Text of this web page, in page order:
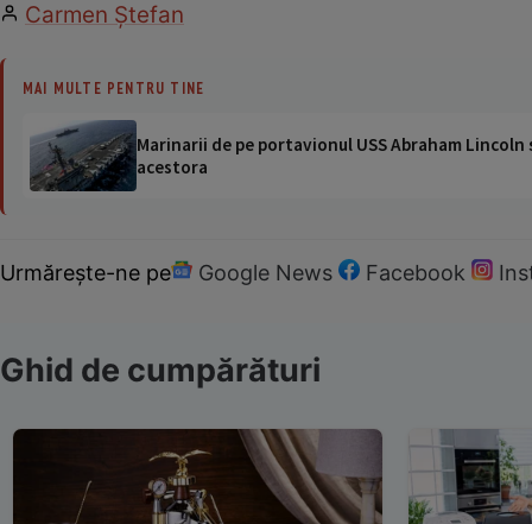
Carmen Ştefan
MAI MULTE PENTRU TINE
Marinarii de pe portavionul USS Abraham
acestora
Urmărește-ne pe Google News Facebook
Ghid de cumpărături